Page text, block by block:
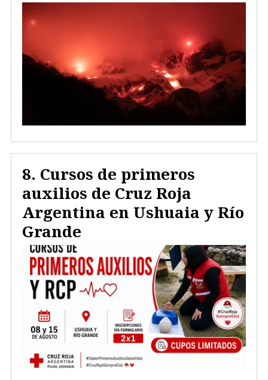
Cursos de primeros
auxilios de Cruz Roja
Argentina en Ushuaia y Río
Grande